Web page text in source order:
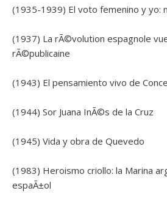
(1935-1939) El voto femenino y yo:
(1937) La rÃ©volution espagnole
rÃ©publicaine
(1943) El pensamiento vivo de
(1944) Sor Juana InÃ©s de la Cruz
(1945) Vida y obra de Quevedo
(1983) Heroismo criollo: la Marina
espaÃ±ol